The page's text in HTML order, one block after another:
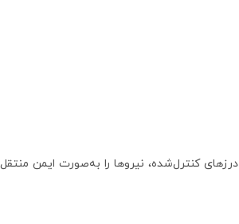
کنترل‌شده، نیروها را به‌صورت ایمن منتقل